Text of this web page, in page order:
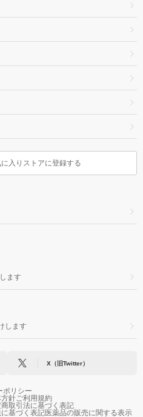
入りストアに登録する
ます
します
X（旧Twitter）
ポリシー
針ご利用規約
取引法に基づく表記
基づく表記医薬品の販売に関する表示